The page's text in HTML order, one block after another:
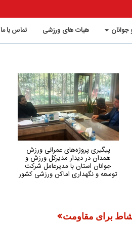
هیات های ورزشی تماس با ما
پیگیری پروژه‌های عمرانی ورزش
همدان در دیدار مدیرکل ورزش و
جوانان استان با مدیرعامل شرکت
توسعه و نگهداری اماکن ورزشی کشور
برای مقاومت»